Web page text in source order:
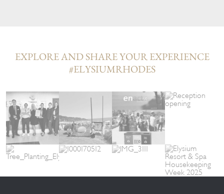
EXPLORE AND SHARE YOUR EXPERIENCE
#ELYSIUMRHODES